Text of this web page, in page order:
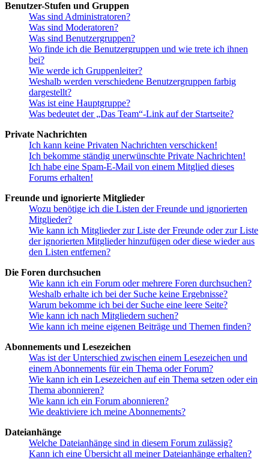
Benutzer-Stufen und Gruppen
Was sind Administratoren?
Was sind Moderatoren?
Was sind Benutzergruppen?
Wo finde ich die Benutzergruppen und wie trete ich ihnen
bei?
Wie werde ich Gruppenleiter?
Weshalb werden verschiedene Benutzergruppen farbig
dargestellt?
Was ist eine Hauptgruppe?
Was bedeutet der „Das Team“-Link auf der Startseite?
Private Nachrichten
Ich kann keine Privaten Nachrichten verschicken!
Ich bekomme ständig unerwünschte Private Nachrichten!
Ich habe eine Spam-E-Mail von einem Mitglied dieses
Forums erhalten!
Freunde und ignorierte Mitglieder
Wozu benötige ich die Listen der Freunde und ignorierten
Mitglieder?
Wie kann ich Mitglieder zur Liste der Freunde oder zur Liste
der ignorierten Mitglieder hinzufügen oder diese wieder aus
den Listen entfernen?
Die Foren durchsuchen
Wie kann ich ein Forum oder mehrere Foren durchsuchen?
Weshalb erhalte ich bei der Suche keine Ergebnisse?
Warum bekomme ich bei der Suche eine leere Seite?
Wie kann ich nach Mitgliedern suchen?
Wie kann ich meine eigenen Beiträge und Themen finden?
Abonnements und Lesezeichen
Was ist der Unterschied zwischen einem Lesezeichen und
einem Abonnements für ein Thema oder Forum?
Wie kann ich ein Lesezeichen auf ein Thema setzen oder ein
Thema abonnieren?
Wie kann ich ein Forum abonnieren?
Wie deaktiviere ich meine Abonnements?
Dateianhänge
Welche Dateianhänge sind in diesem Forum zulässig?
Kann ich eine Übersicht all meiner Dateianhänge erhalten?